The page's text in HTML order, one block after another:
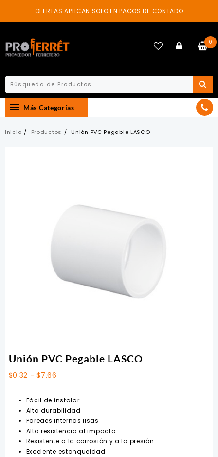
content
OFERTAS APLICAN SOLO EN PAGOS DE CONTADO
0
Más Categorías
Inicio Productos Unión PVC Pegable LASCO
Unión PVC Pegable LASCO
$0.32 - $7.66
desde
$0.32
hasta
$7.66
Fácil de instalar
Alta durabilidad
Paredes internas lisas
Alta resistencia al impacto
Resistente a la corrosión y a la presión
Excelente estanqueidad